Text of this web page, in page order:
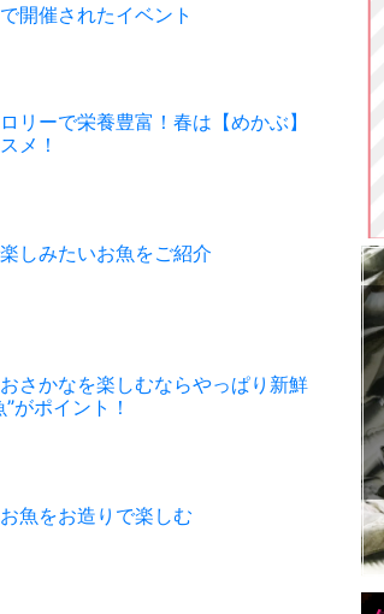
開催されたイベント
リーで栄養豊富！春は【めかぶ】
メ！
しみたいお魚をご紹介
さかなを楽しむならやっぱり新鮮
”がポイント！
魚をお造りで楽しむ